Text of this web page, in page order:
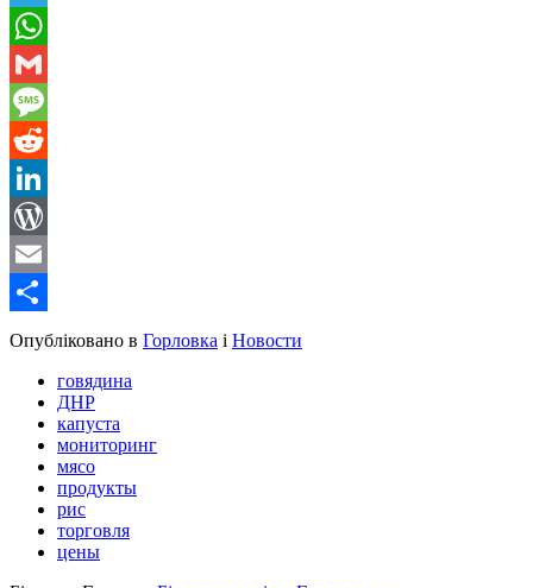
Telegram
WhatsApp
Gmail
Message
Reddit
LinkedIn
WordPress
Email
Share
Опубліковано в Горловка і Новости
говядина
ДНР
капуста
мониторинг
мясо
продукты
рис
торговля
цены